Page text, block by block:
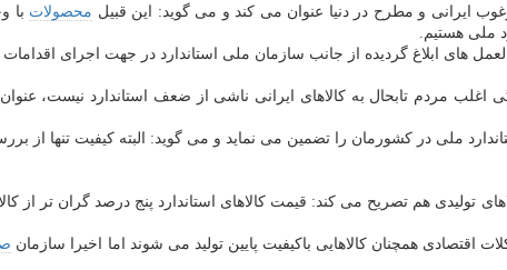
ایرانی و مطرح در دنیا عنوان می كند و می گوید: این قبیل محصولات با
ملی هستیم.
های ابلاغ گردیده از جانب سازمان ملی استاندارد در جهت اجرای اقدامات
اغلب مردم تابحال به كالاهای ایرانی ناشی از ضعف استاندارد نیست، عنوان
ملی در كشورمان را تضمین می نماید و می گوید: البته كیفیت تنها از
تولیدی هم تصریح می كند: قیمت كالاهای استاندارد پنج درصد گران تر
اقتصادی همچنان كالاهایی باكیفیت پایین تولید می شوند اما اخیرا سازمان